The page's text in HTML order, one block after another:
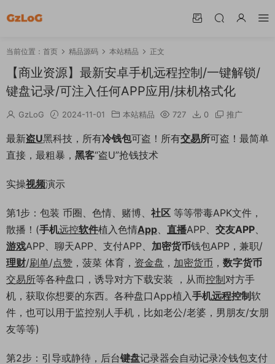
当前位置： 首页 精品源码 本站精品 正文
【商业资源】最新安卓手机远程控制/一键解锁/
键盘记录/可注入任何APP应用/抹机格式化
GzLoG 2024-11-01 本站精品 727 0 推广
最新盗U黑科技，所有冷钱包可盗！所有交易所可盗！最简单
直接，最粗暴， 黑客“盗U”抢钱技术
实操视频演示
第1步：包装 币圈、色情、赌博、 社区 等等带毒APK文件，
散播！(手机远控软件植入色情App、 直播APP、 交友APP、
游戏APP、聊天APP、支付APP、 加密货币钱包APP，兼职/
理财/刷单/点赞 ，菠菜 体育， 资金盘 ， 加密货币 ， 数字货币
交易所等各种盘口，诱导对方下载安装 ，从而控制对方手
机，获取你想要的东西。各种盘口App植入手机远程控制软
件，也可以用于监控别人手机，比如老公/老婆，男朋友/女朋
友等等)
第2步：引导或静待，后台键盘记录器会自动记录冷钱包支付